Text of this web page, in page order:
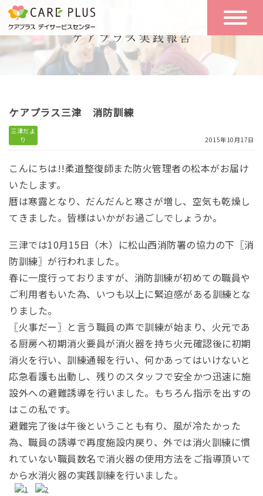
こんな方に
おすすめ
一日の流れ
一日体験
リクルート
お問い合わせ
ケアプラス三津 消防訓練
三津だよ
り
2015年10月17日
こんにちは!!柔道整復師また防火管理者の松本がお届け
いたします。
暦は寒露となり、だんだんと寒さが増し、空気も乾燥し
てきました。皆様はいかがお過ごしでしょうか。
三津では10月15日（木）に松山西消防署の協力の下〖消
防訓練〗が行われました。
春に一度行っておりますが、消防訓練が初めての職員や
ご利用者もいた為、いつも以上に緊迫感がある訓練とな
りました。
〖火事だー〗と言う職員の声で訓練が始まり、火元であ
る厨房へ初期消火要員が消火器を持ち火元確認後に初期
消火を行い、訓練通報を行い、何かあってはいけないと
応急看護も出動し、残りのスタッフで安全かつ迅速に施
設外への避難誘導を行いました。もちろん指示を出すの
はこの私です。
避難完了後は午後ということも有り、風が冷たかった
為、職員の誘導で再度施設内戻り、外では消火訓練に慣
れていない職員数名で消火器の使用方法をご指導頂いて
から水消火器の実践訓練を行いました。